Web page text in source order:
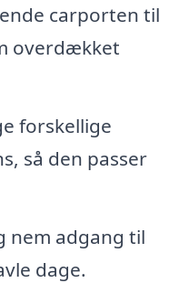
carporten til
overdækket
forskellige
så den passer
nem adgang til
dage.